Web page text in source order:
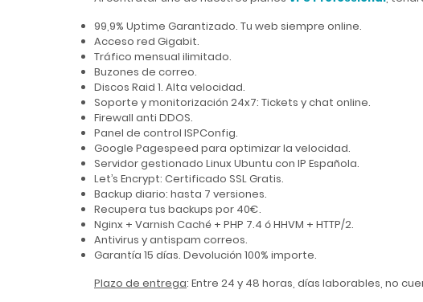
99,9% Uptime Garantizado. Tu web siempre online.
Acceso red Gigabit.
Tráfico mensual ilimitado.
Buzones de correo.
Discos Raid 1. Alta velocidad.
Soporte y monitorización 24x7: Tickets y chat online.
Firewall anti DDOS.
Panel de control ISPConfig.
Google Pagespeed para optimizar la velocidad.
Servidor gestionado Linux Ubuntu con IP Española.
Let’s Encrypt: Certificado SSL Gratis.
Backup diario: hasta 7 versiones.
Recupera tus backups por 40€.
Nginx + Varnish Caché + PHP 7.4 ó HHVM + HTTP/2.
Antivirus y antispam correos.
Garantía 15 días. Devolución 100% importe.
Plazo de entrega: Entre 24 y 48 horas, días laborables, no